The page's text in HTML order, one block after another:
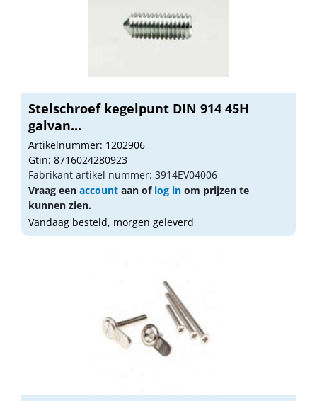
Stelschroef kegelpunt DIN 914 45H
galvan...
Artikelnummer: 1202906
Gtin: 8716024280923
Fabrikant artikel nummer: 3914EV04006
Vraag een account aan of log in om prijzen te
kunnen zien.
Vandaag besteld, morgen geleverd